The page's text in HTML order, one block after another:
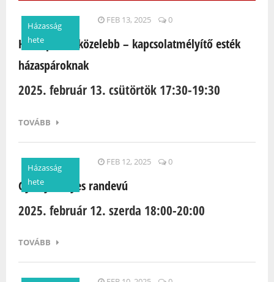
Házasság
hete
FEB 13, 2025 0
Hét lépéssel közelebb – kapcsolatmélyítő esték
házaspároknak
2025. február 13. csütörtök 17:30-19:30
TOVÁBB
Házasság
hete
FEB 12, 2025 0
Gyertyafényes randevú
2025. február 12. szerda 18:00-20:00
TOVÁBB
Oldalak